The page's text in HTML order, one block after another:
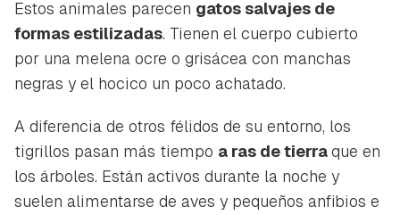
Estos animales parecen gatos salvajes de
formas estilizadas. Tienen el cuerpo cubierto
por una melena ocre o grisácea con manchas
negras y el hocico un poco achatado.
A diferencia de otros félidos de su entorno, los
tigrillos pasan más tiempo a ras de tierraque en
los árboles. Están activos durante la noche y
suelen alimentarse de aves y pequeños anfibios e